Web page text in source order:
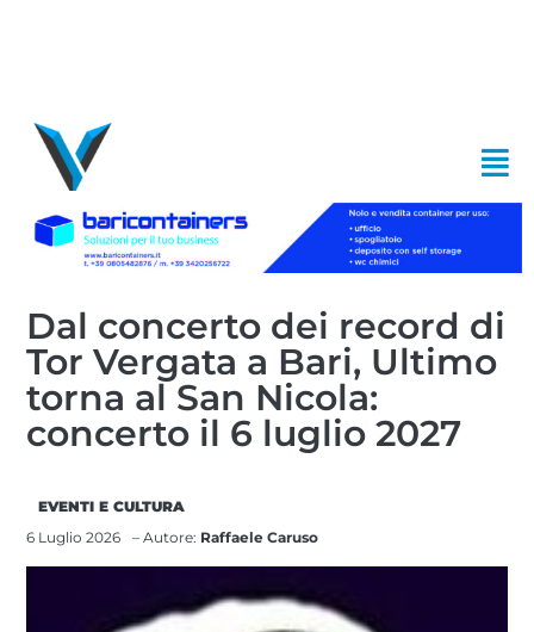
Dal concerto dei record di
Tor Vergata a Bari, Ultimo
torna al San Nicola:
concerto il 6 luglio 2027
EVENTI E CULTURA
6 Luglio 2026
– Autore: Raffaele Caruso